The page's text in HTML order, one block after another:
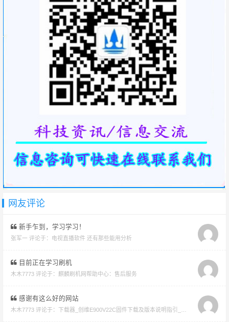
网友评论
新手乍到，学习学习！
张军一 评论于： 电视直播软件 还有那些能用分析
目前正在学习刷机
木木7773 评论于： 麒麟刷机网帮助中心：售后服务
感谢有这么好的网站
木木7773 评论于： 下载器_创维E900V22C固件下载及版本说明指引_看好在下载避免刷成砖